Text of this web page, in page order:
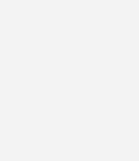
mit dem BM